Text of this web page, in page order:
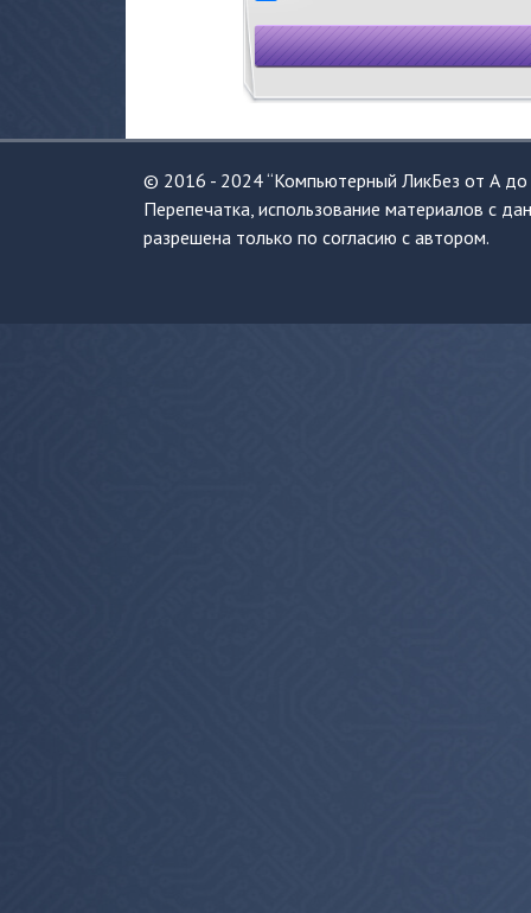
© 2016 - 2024 “Компьютерный ЛикБез от А до
Перепечатка, использование материалов с
разрешена только по согласию с автором.